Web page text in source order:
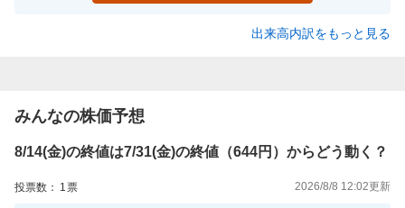
出来高内訳をもっと見る
みんなの株価予想
8/14(金)の終値は7/31(金)の終値（644円）からどう動く？
投票数： 1 票 2026/8/8 12:02更新